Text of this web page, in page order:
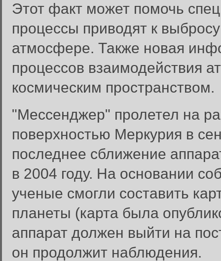
Этот факт может помочь
процессы приводят к
атмосфере. Также новая
процессов взаимодействия
космическим пространством.
"Мессенджер" пролетел на
поверхностью Меркурия в
последнее сближение
в 2004 году. На основании
ученые смогли составить
планеты (карта была
аппарат должен выйти на
он продолжит наблюдения.
Вход в систему
Введите имя пользователя и
Имя пользователя: